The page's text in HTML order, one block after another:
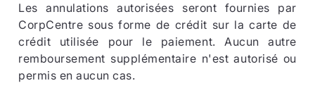
Les annulations autorisées seront fournies par
CorpCentre sous forme de crédit sur la carte de
crédit utilisée pour le paiement. Aucun autre
remboursement supplémentaire n'est autorisé ou
permis en aucun cas.